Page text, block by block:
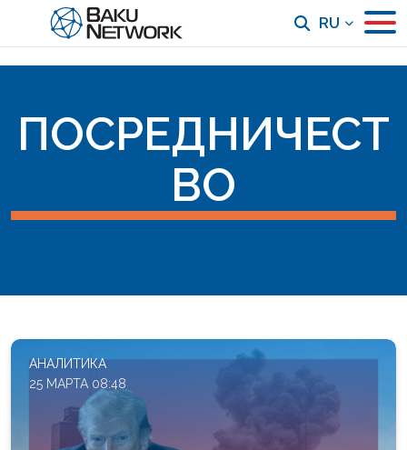
RU
ПОСРЕДНИЧЕСТ
ВО
АНАЛИТИКА
25 МАРТА 08:48